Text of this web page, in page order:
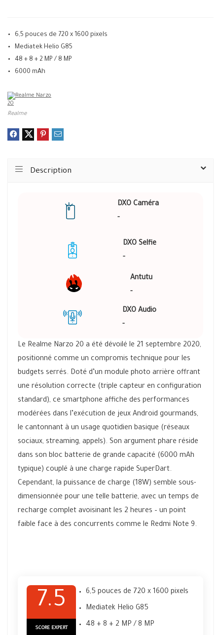
6,5 pouces de 720 x 1600 pixels
Mediatek Helio G85
48 + 8 + 2 MP / 8 MP
6000 mAh
Realme
Description
DXO Caméra
-
DXO Selfie
-
Antutu
-
DXO Audio
-
Le Realme Narzo 20 a été dévoilé le 21 septembre 2020,
positionné comme un compromis technique pour les
budgets serrés. Doté d’un module photo arrière offrant
une résolution correcte (triple capteur en configuration
standard), ce smartphone affiche des performances
modérées dans l’exécution de jeux Android gourmands,
le cantonnant à un usage quotidien basique (réseaux
sociaux, streaming, appels). Son argument phare réside
dans son bloc batterie de grande capacité (6000 mAh
typique) couplé à une charge rapide SuperDart.
Cependant, la puissance de charge (18W) semble sous-
dimensionnée pour une telle batterie, avec un temps de
recharge complet avoisinant les 2 heures – un point
faible face à des concurrents comme le Redmi Note 9.
7.5
SCORE EXPERT
6,5 pouces de 720 x 1600 pixels
Mediatek Helio G85
48 + 8 + 2 MP / 8 MP